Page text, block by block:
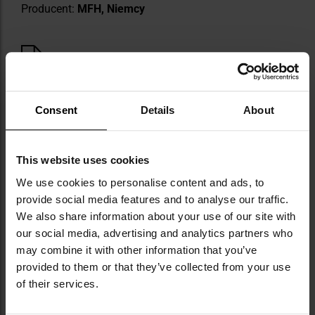
Consent Details About
This website uses cookies
We use cookies to personalise content and ads, to
provide social media features and to analyse our traffic.
We also share information about your use of our site with
our social media, advertising and analytics partners who
may combine it with other information that you’ve
provided to them or that they’ve collected from your use
of their services.
Producent: MFH, Niemcy
Informacja o producencie i bezpieczeństwo
Militaria.pl jest oficjalnym dystrybutorem
marki MFH.
MFH (Max Fuchs AG) to niemiecka marka z
ponad 40-letnim doświadczeniem,
specjalizująca się w produkcji i dystrybucji
odzieży oraz sprzętu militarnego, outdoorowego